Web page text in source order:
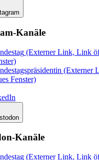
Kanäle
(Externer Link, Link
(Externer
Fenster)
Kanäle
(Externer Link, Link